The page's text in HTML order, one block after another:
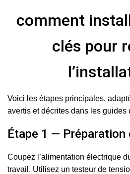
comment
clés pour
Voici les étapes principales,
avertis et décrites dans les guides
Étape 1 —
Coupez l’alimentation électrique
travail. Utilisez un testeur de